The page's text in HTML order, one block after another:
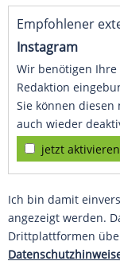
Empfohlener
Instagram
Wir benötigen
Redaktion
Sie können diesen
auch wieder
jetzt aktivieren
Ich bin damit
angezeigt werden.
Drittplattformen